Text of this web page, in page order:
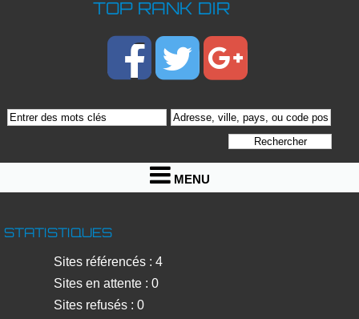
TOP RANK DIR
MENU
STATISTIQUES
Sites référencés : 4
Sites en attente : 0
Sites refusés : 0